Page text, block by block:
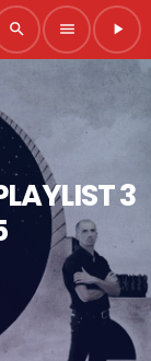
search menu play_arrow
3